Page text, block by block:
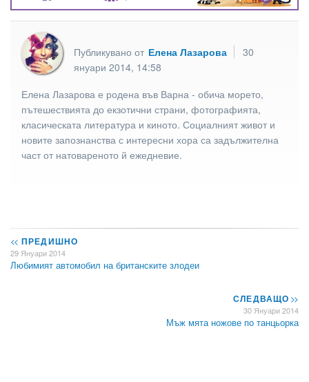
Публикувано от Елена Лазарова
30
януари 2014, 14:58
Елена Лазарова е родена във Варна - обича морето,
пътешествията до екзотични страни, фотографията,
класическата литература и киното. Социалният живот и
новите запознанства с интересни хора са задължителна
част от натовареното й ежедневие.
<< ПРЕДИШНО
29 Януари 2014
Любимият автомобил на британските злодеи
СЛЕДВАЩО>>
30 Януари 2014
Мъж мята ножове по танцьорка